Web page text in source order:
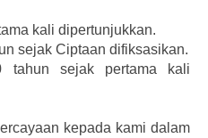
kali dipertunjukkan.
sejak Ciptaan difiksasikan.
tahun sejak pertama kali
kepada kami dalam